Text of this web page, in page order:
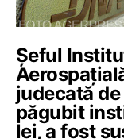
Șeful
judecată
păgubit
lei, a fost